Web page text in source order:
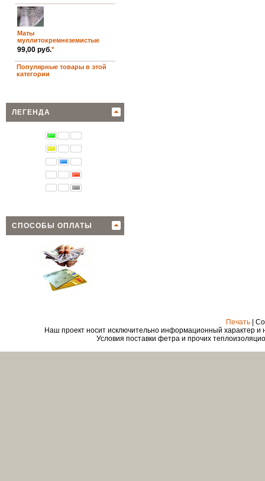
Маты
муллитокремнеземистые
99,00 руб.*
Популярные товары в этой
категории
ЛЕГЕНДА
СПОСОБЫ ОПЛАТЫ
Печать |
Наш проект носит исключительно информационный характер и
Условия поставки фетра и прочих